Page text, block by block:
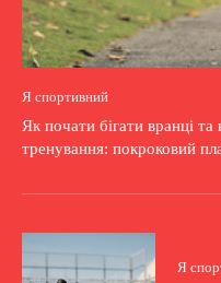
Я спортивний
Як почати бігати вранці
тренування: покроковий
Я